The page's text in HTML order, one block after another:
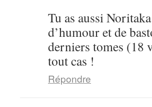
Tu as aussi
d’humour et de
derniers tomes (18
tout cas !
Répondre